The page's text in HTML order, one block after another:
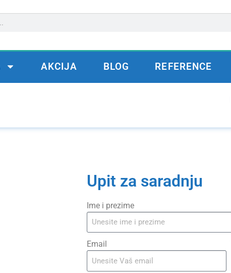
AKCIJA BLOG REFERENCE
Upit za saradnju
Ime i prezime
Email